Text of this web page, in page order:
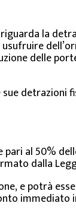
la
delle
detrazioni
al 50%
dalla
e potrà
immediato